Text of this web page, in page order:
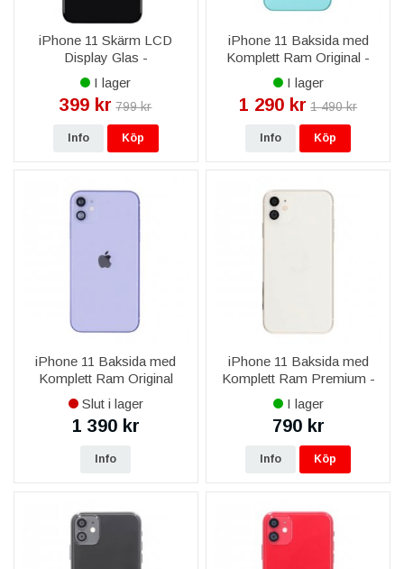
iPhone 11 Skärm LCD
Display Glas -
Livstidsgaranti - Svart
I lager
399 kr 799 kr
Info Köp
iPhone 11 Baksida med
Komplett Ram Original -
Grön
I lager
1 290 kr 1 490 kr
Info Köp
iPhone 11 Baksida med
Komplett Ram Original
OEM - Violett
Slut i lager
1 390 kr
Info
iPhone 11 Baksida med
Komplett Ram Premium -
Vit
I lager
790 kr
Info Köp